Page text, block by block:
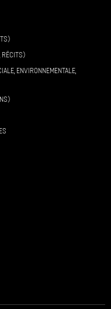
RÉCITS)
ENVIRONNEMENTALE,